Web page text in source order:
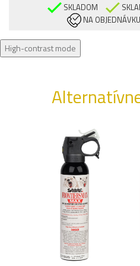
SKLADOM
NA OBJEDNÁVKU
High-contrast mode